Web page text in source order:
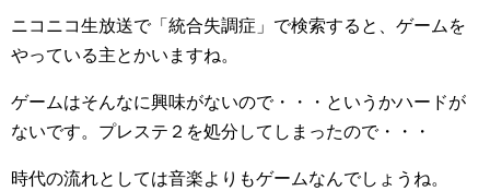
ニコニコ生放送で「統合失調症」で検索すると、ゲームを
やっている主とかいますね。
ゲームはそんなに興味がないので・・・というかハードが
ないです。プレステ２を処分してしまったので・・・
時代の流れとしては音楽よりもゲームなんでしょうね。